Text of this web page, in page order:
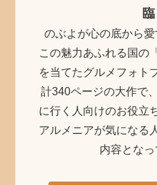
臨
のぶよが心の底から愛
この魅力あふれる国の
を当てたグルメフォト
計340ページの大作で
に行く人向けのお役立
アルメニアが気になる
内容となっ